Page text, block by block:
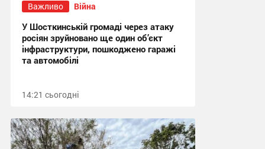
Важливо Війна
У Шосткинській громаді через атаку
росіян зруйновано ще один об’єкт
інфраструктури, пошкоджено гаражі
та автомобілі
14:21 сьогодні